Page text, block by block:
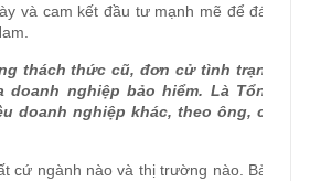
và cam kết đầu tư mạnh mẽ để đáp
thách thức cũ, đơn cử tình trạng
nghiệp bảo hiểm. Là Tổng
doanh nghiệp khác, theo ông, có
cứ ngành nào và thị trường nào. Bảo